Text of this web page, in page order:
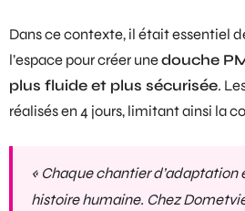
Dans ce contexte, il était essentiel
l’espace pour créer unedouche
plus fluide et plus sécurisée.
réalisés en 4 jours, limitant ainsi la
« Chaque chantier d’adaptation
histoire humaine. Chez